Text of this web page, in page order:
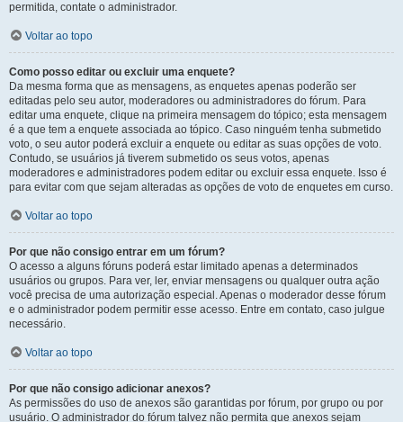
permitida, contate o administrador.
Voltar ao topo
Como posso editar ou excluir uma enquete?
Da mesma forma que as mensagens, as enquetes apenas poderão ser
editadas pelo seu autor, moderadores ou administradores do fórum. Para
editar uma enquete, clique na primeira mensagem do tópico; esta mensagem
é a que tem a enquete associada ao tópico. Caso ninguém tenha submetido
voto, o seu autor poderá excluir a enquete ou editar as suas opções de voto.
Contudo, se usuários já tiverem submetido os seus votos, apenas
moderadores e administradores podem editar ou excluir essa enquete. Isso é
para evitar com que sejam alteradas as opções de voto de enquetes em curso.
Voltar ao topo
Por que não consigo entrar em um fórum?
O acesso a alguns fóruns poderá estar limitado apenas a determinados
usuários ou grupos. Para ver, ler, enviar mensagens ou qualquer outra ação
você precisa de uma autorização especial. Apenas o moderador desse fórum
e o administrador podem permitir esse acesso. Entre em contato, caso julgue
necessário.
Voltar ao topo
Por que não consigo adicionar anexos?
As permissões do uso de anexos são garantidas por fórum, por grupo ou por
usuário. O administrador do fórum talvez não permita que anexos sejam